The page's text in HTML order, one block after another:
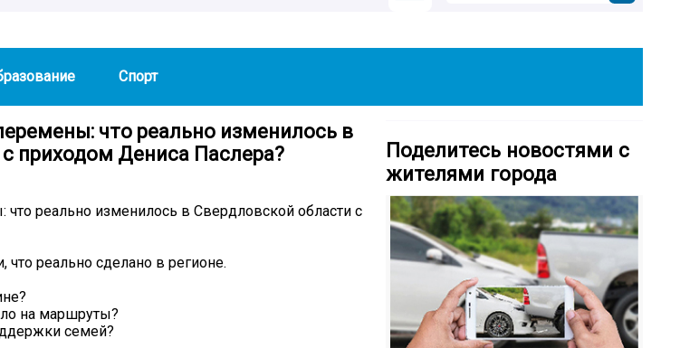
Спорт
что реально изменилось в
приходом Дениса Паслера?
реально изменилось в Свердловской области с
реально сделано в регионе.
на маршруты?
семей?
Поделитесь новостями с
жителями города